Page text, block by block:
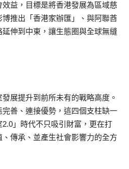
益，目標是將香港發展為區域慈
推出「香港家辦匯」、與阿聯酋
伸到中東，讓生態圈與全球無縫
展提升到前所未有的戰略高度。
善、連接優勢，這四個支柱缺一
」時代不只吸引財富，更在打
傳承、並產生社會影響力的全方